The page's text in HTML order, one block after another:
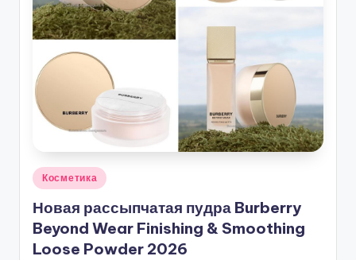
Опубликовано
Косметика
Новая рассыпчатая пудра Burberry
Beyond Wear Finishing & Smoothing
Loose Powder 2026